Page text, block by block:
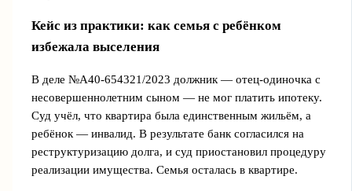
Кейс из практики: как семья с ребёнком
избежала выселения
В деле №А40-654321/2023 должник — отец-одиночка с
несовершеннолетним сыном — не мог платить ипотеку.
Суд учёл, что квартира была единственным жильём, а
ребёнок — инвалид. В результате банк согласился на
реструктуризацию долга, и суд приостановил процедуру
реализации имущества. Семья осталась в квартире.